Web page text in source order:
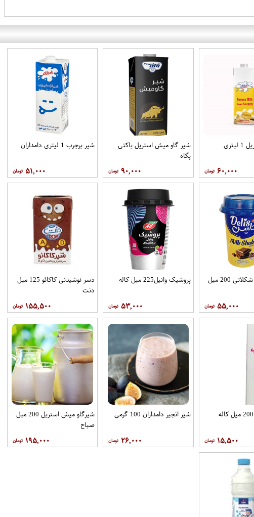
شیر موز استریل 1 لیتری
۶۰,۰۰۰
شیر گاو میش استریل پاکتی
پگاه
۹۰,۰۰۰
شیر پرچرب 1 لیتری دامداران
۵۱,۰۰۰
میلک شیک شکلاتی 200 میل
۵۵,۰۰۰
پروشیک وانیل225 میل کاله
۵۳,۰۰۰
دسر نوشیدنی کاکائو 125 میل
دنت
۱۵۵,۵۰۰
۱۵,۵۰۰
شیر انجیر دامداران 100 گرمی
۲۶,۰۰۰
شیرگاو میش استریل 200 میل
صباح
۱۹۵,۰۰۰